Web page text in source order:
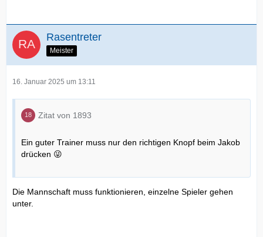
Rasentreter
Meister
16. Januar 2025 um 13:11
Zitat von 1893
Ein guter Trainer muss nur den richtigen Knopf beim Jakob
drücken 😜
Die Mannschaft muss funktionieren, einzelne Spieler gehen
unter.